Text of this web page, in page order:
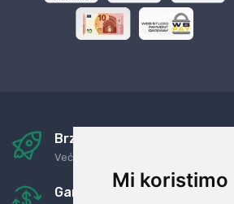
Mi koristimo
Brza i sigurna dostava
Već za nekoliko dana kod vas
Garancija u povrat novaca